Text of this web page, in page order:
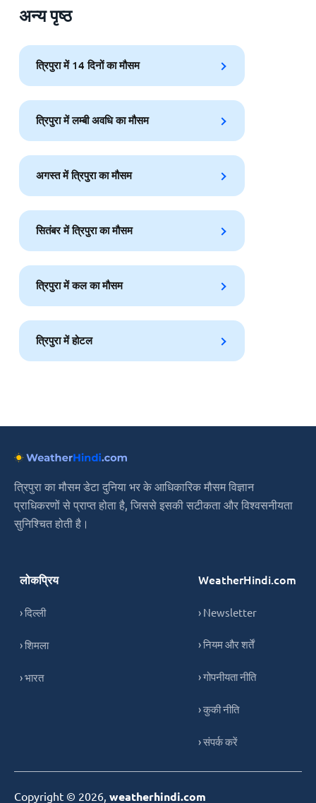
अन्य पृष्ठ
त्रिपुरा में 14 दिनों का मौसम
त्रिपुरा में लम्बी अवधि का मौसम
अगस्त में त्रिपुरा का मौसम
सितंबर में त्रिपुरा का मौसम
त्रिपुरा में कल का मौसम
त्रिपुरा में होटल
त्रिपुरा का मौसम डेटा दुनिया भर के आधिकारिक मौसम विज्ञान
प्राधिकरणों से प्राप्त होता है, जिससे इसकी सटीकता और विश्वसनीयता
सुनिश्चित होती है।
लोकप्रिय
› दिल्ली
› शिमला
› भारत
WeatherHindi.com
› Newsletter
› नियम और शर्तें
› गोपनीयता नीति
› कुकी नीति
› संपर्क करें
Copyright © 2026, weatherhindi.com